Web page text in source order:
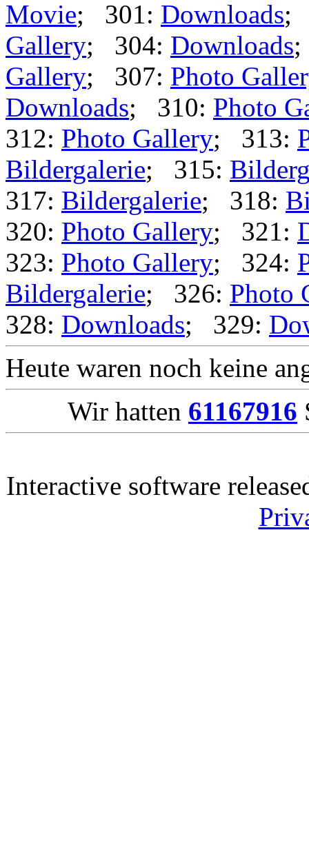
Movie; 301: Downloads;
Gallery; 304: Downloads
Gallery; 307: Photo
Downloads; 310: Photo
312: Photo Gallery; 313:
Bildergalerie; 315:
317: Bildergalerie; 318:
320: Photo Gallery; 321:
323: Photo Gallery; 324:
Bildergalerie; 326: Photo
328: Downloads; 329:
Heute waren noch keine
Wir hatten 61167916
Interactive software